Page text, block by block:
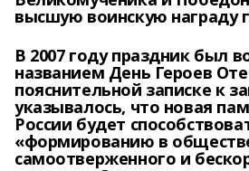
высшую воинскую награду
В 2007 году праздник был
названием День Героев
пояснительной записке к
указывалось, что новая
России будет
«формированию в
самоотверженного и